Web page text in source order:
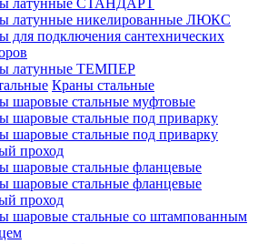
латунные никелированные ЛЮКС
для подключения сантехнических
латунные ТЕМПЕР
Краны стальные
шаровые стальные муфтовые
шаровые стальные под приварку
шаровые стальные под приварку
проход
шаровые стальные фланцевые
шаровые стальные фланцевые
проход
шаровые стальные со штампованным